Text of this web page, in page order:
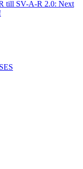
till SV-A-R 2.0: Next